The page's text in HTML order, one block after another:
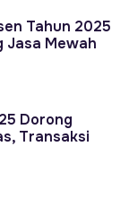
Tahun 2025
Jasa Mewah
Dorong
Transaksi